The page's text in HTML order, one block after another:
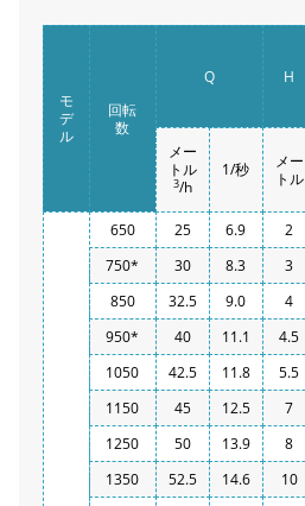
モ
デ
ル
回転
数
Q H
メー
トル
3/h
1/秒
メー
トル
650 25 6.9 2
750* 30 8.3 3
850
32.5 9.0 4
950*
40 11.1 4.5
1050
42.5 11.8 5.5
1150
45 12.5 7
1250
50 13.9 8
1350
52.5 14.6 10